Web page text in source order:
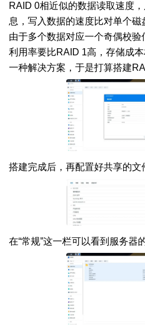
RAID 0相近似的数据读取速度
息，写入数据的速度比对单个
由于多个数据对应一个奇偶校
利用率要比RAID 1高，存储成
一种解决方案，于是打算搭建
搭建完成后，再配置好共享的文
在“常规”这一栏可以看到服务器